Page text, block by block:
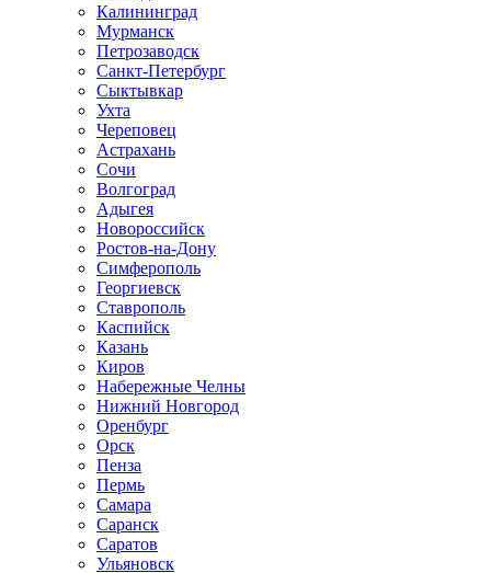
Калининград
Мурманск
Петрозаводск
Санкт-Петербург
Сыктывкар
Ухта
Череповец
Астрахань
Сочи
Волгоград
Адыгея
Новороссийск
Ростов-на-Дону
Симферополь
Георгиевск
Ставрополь
Каспийск
Казань
Киров
Набережные Челны
Нижний Новгород
Оренбург
Орск
Пенза
Пермь
Самара
Саранск
Саратов
Ульяновск